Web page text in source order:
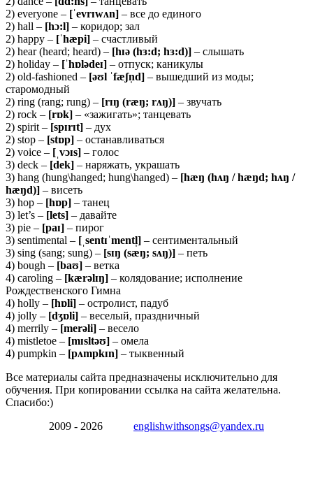
2) everyone – [ˈevrɪwʌn] – все до единого
2) hall – [hɔ:l] – коридор; зал
2) happy – [ˈhæpi] – счастливый
2) hear (heard; heard) – [hɪə (hɜ:d; hɜ:d)] – слышать
2) holiday – [ˈhɒlədeɪ] – отпуск; каникулы
2) old-fashioned – [əʊl ˈfæʃn̩d] – вышедший из моды;
старомодный
2) ring (rang; rung) – [rɪŋ (ræŋ; rʌŋ)] – звучать
2) rock – [rɒk] – «зажигать»; танцевать
2) spirit – [spɪrɪt] – дух
2) stop – [stɒp] – останавливаться
2) voice – [ˌ vɔɪs] – голос
3) deck – [dek] – наряжать, украшать
3) hang (hung\hanged; hung\hanged) – [hæŋ (hʌŋ /hæŋd; hʌŋ /
hæŋd)] – висеть
3) hop – [hɒp] – танец
3) let’s – [lets] – давайте
3) pie – [paɪ] – пирог
3) sentimental – [ˌ sentɪˈmentl̩] – сентиментальный
3) sing (sang; sung) – [sɪŋ (sæŋ; sʌŋ)] – петь
4) bough – [baʊ] – ветка
4) caroling – [kærəlɪŋ] – колядование; исполнение
Рождественского Гимна
4) holly – [hɒli] – остролист, падуб
4) jolly – [dʒɒli] – веселый, праздничный
4) merrily – [merəli] – весело
4) mistletoe – [mɪsltəʊ] – омела
4) pumpkin – [pʌmpkɪn] – тыквенный
Все материалы сайта предназначены исключительно для
обучения. При копировании ссылка на сайта желательна.
Спасибо:)
2009 - 2026 englishwithsongs@yandex.ru